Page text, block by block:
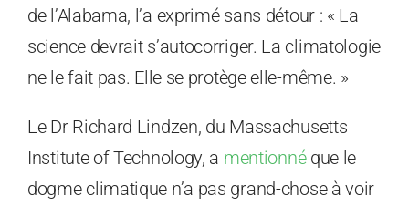
de l’Alabama, l’a exprimé sans détour : « La
science devrait s’autocorriger. La climatologie
ne le fait pas. Elle se protège elle-même. »
Le Dr Richard Lindzen, du Massachusetts
Institute of Technology, a mentionnéque le
dogme climatique n’a pas grand-chose à voir